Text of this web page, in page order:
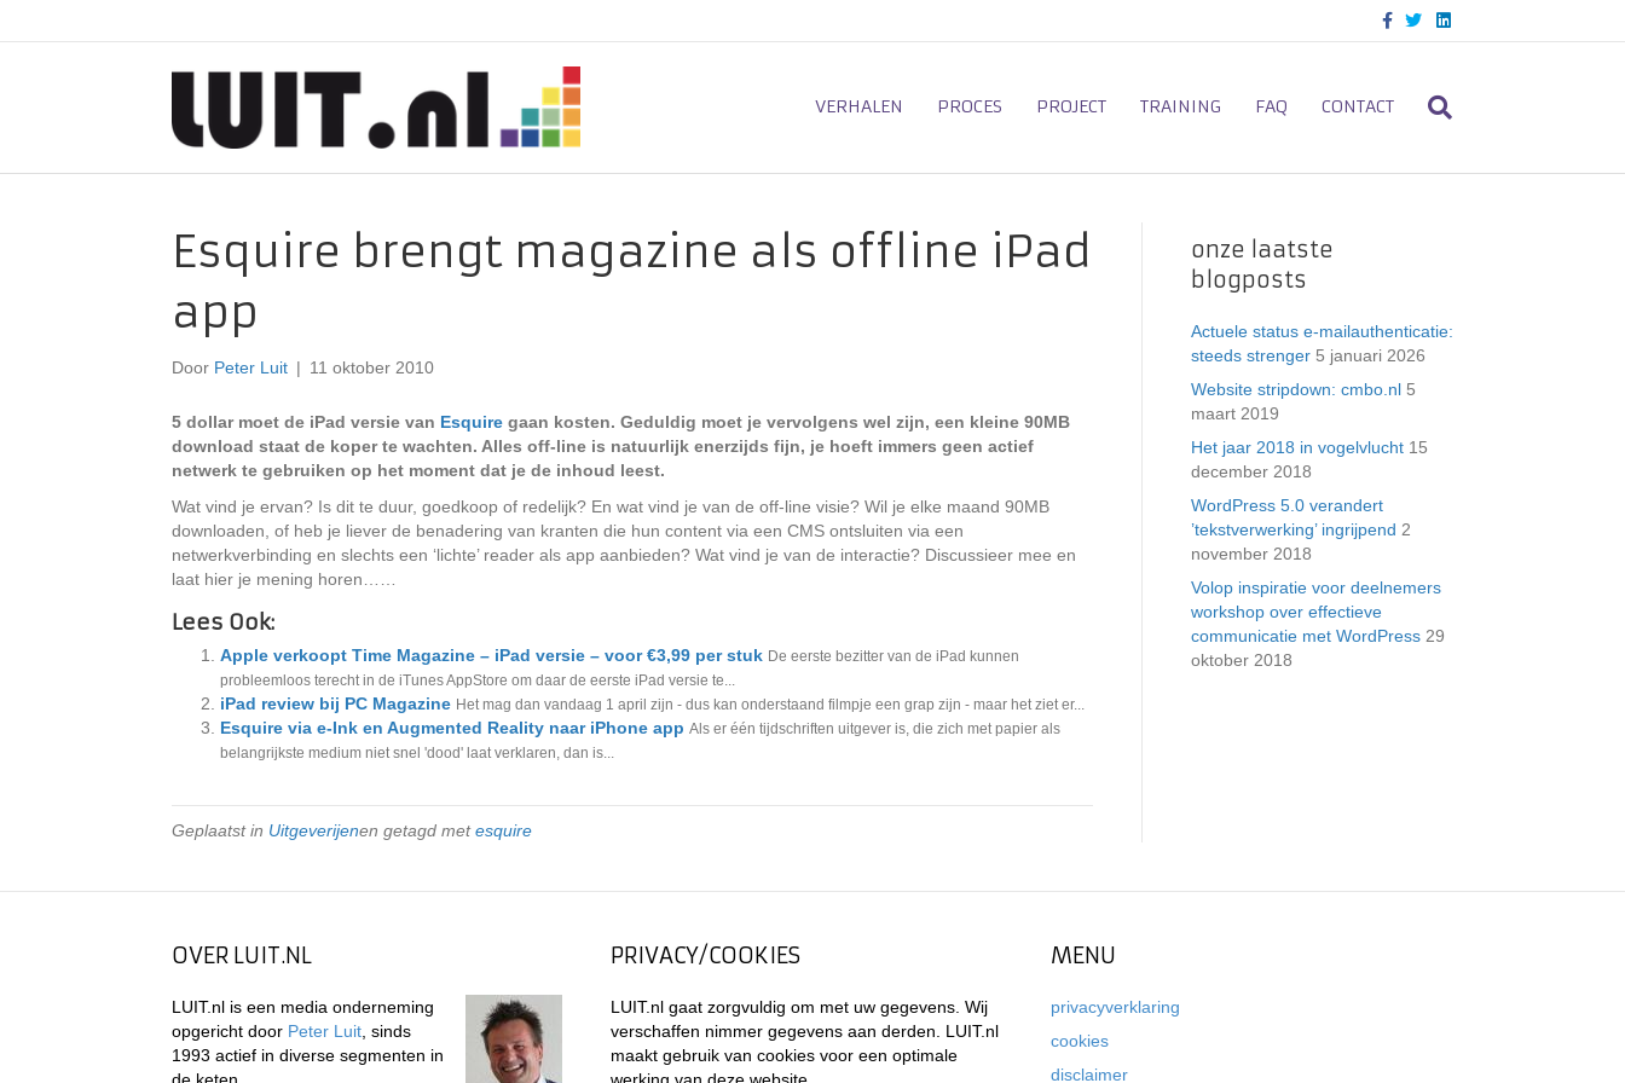
c
o
o
T
i
e
L
n
d
VERHALEN PROCES PROJECT TRAINING FAQ CONTACT
Esquire brengt magazine als offline iPad
app
Door Peter Luit | 11 oktober 2010
5 dollar moet de iPad versie van Esquire gaan kosten. Geduldig moet je vervolgens wel zijn, een kleine 90MB
download staat de koper te wachten. Alles off-line is natuurlijk enerzijds fijn, je hoeft immers geen actief
netwerk te gebruiken op het moment dat je de inhoud leest.
Wat vind je ervan? Is dit te duur, goedkoop of redelijk? En wat vind je van de off-line visie? Wil je elke maand 90MB
downloaden, of heb je liever de benadering van kranten die hun content via een CMS ontsluiten via een
netwerkverbinding en slechts een ‘lichte’ reader als app aanbieden? Wat vind je van de interactie? Discussieer mee en
laat hier je mening horen……
Lees Ook:
Apple verkoopt Time Magazine – iPad versie – voor €3,99 per stuk De eerste bezitter van de iPad kunnen
probleemloos terecht in de iTunes AppStore om daar de eerste iPad versie te...
iPad review bij PC Magazine Het mag dan vandaag 1 april zijn - dus kan onderstaand filmpje een grap zijn - maar het ziet er...
Esquire via e-Ink en Augmented Reality naar iPhone app Als er één tijdschriften uitgever is, die zich met papier als
belangrijkste medium niet snel 'dood' laat verklaren, dan is...
Geplaatst in Uitgeverijenen getagd metesquire
onze laatste
blogposts
Actuele status e-mailauthenticatie:
steeds strenger 5 januari 2026
Website stripdown: cmbo.nl 5
maart 2019
Het jaar 2018 in vogelvlucht 15
december 2018
WordPress 5.0 verandert
’tekstverwerking’ ingrijpend 2
november 2018
Volop inspiratie voor deelnemers
workshop over effectieve
communicatie met WordPress 29
oktober 2018
OVER LUIT.NL
LUIT.nl is een media onderneming
opgericht door Peter Luit , sinds
1993 actief in diverse segmenten in
PRIVACY/COOKIES
LUIT.nl gaat zorgvuldig om met uw gegevens. Wij
verschaffen nimmer gegevens aan derden. LUIT.nl
maakt gebruik van cookies voor een optimale
MENU
privacyverklaring
cookies
disclaimer